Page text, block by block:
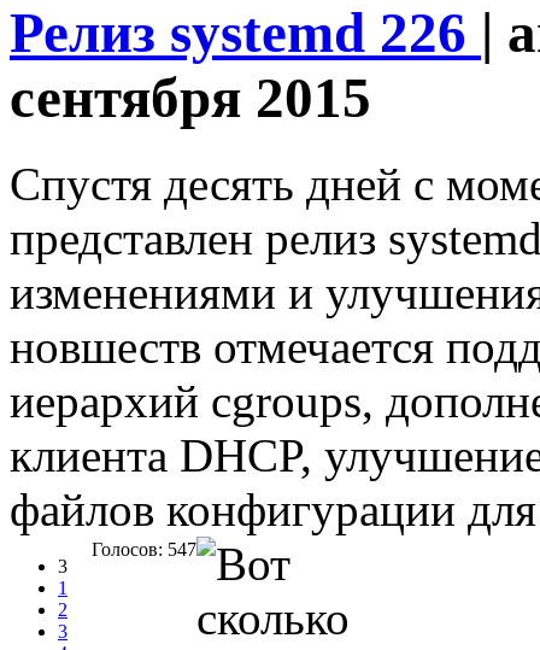
Релиз systemd 226 |
сентября 2015
Спустя десять дней с
представлен релиз
изменениями и
новшеств отмечается
иерархий cgroups,
клиента DHCP,
файлов конфигурации
3
1
2
3
Голосов: 547